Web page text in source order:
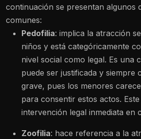
continuación se presentan algunos
comunes:
Pedofilia: implica la atracción
niños y está categóricamente
nivel social como legal. Es una
puede ser justificada y siempre
grave, pues los menores
para consentir estos actos.
intervención legal inmediata en
Zoofilia: hace referencia a la